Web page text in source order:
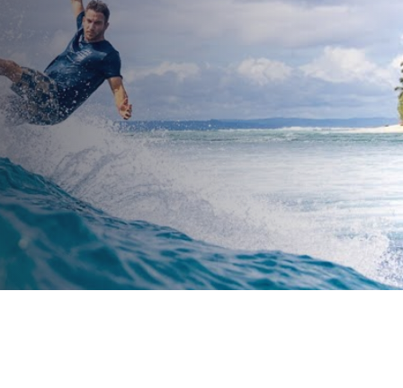
marocaine, l’expérience
2025
PUBLIÉ LE :
29 janvier 2026
CATÉGORIE :
News de l'Ecole